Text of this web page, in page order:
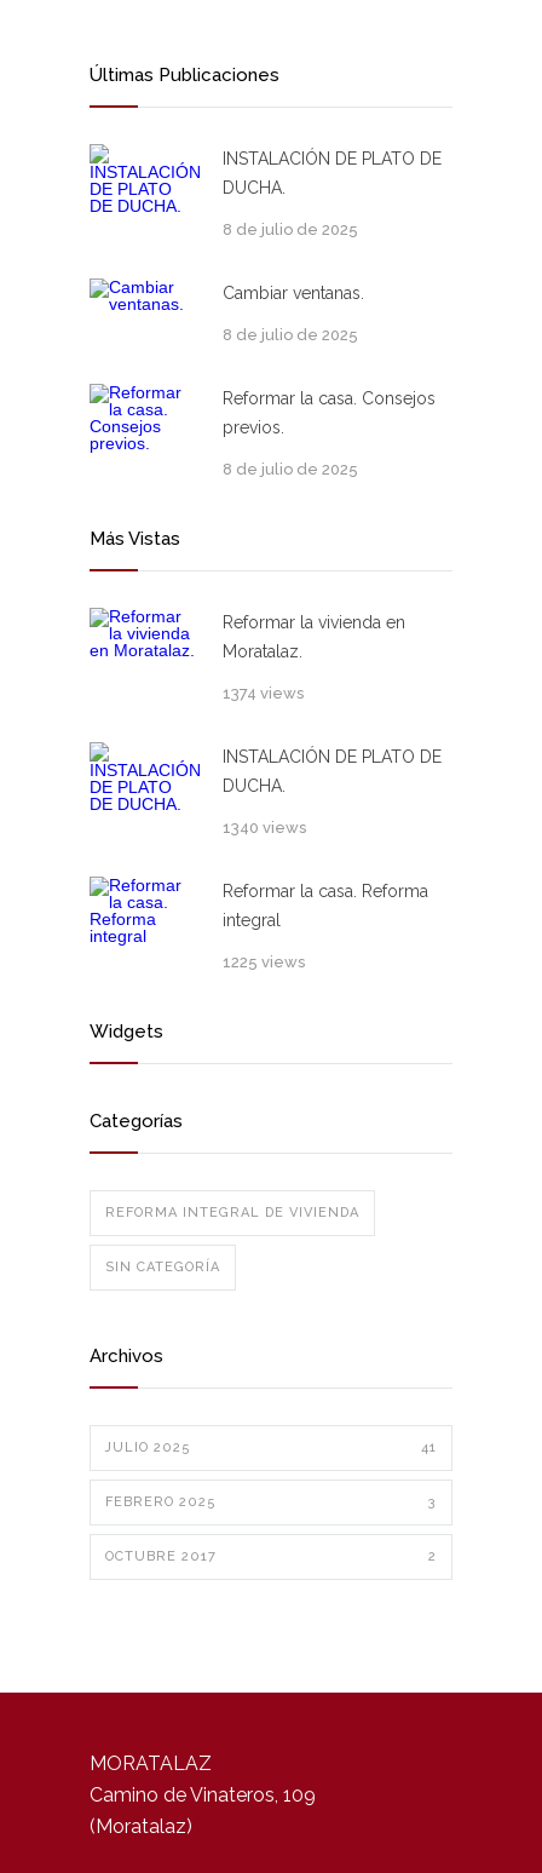
Últimas Publicaciones
INSTALACIÓN DE PLATO DE
DUCHA.
8 de julio de 2025
Cambiar ventanas.
8 de julio de 2025
Reformar la casa. Consejos
previos.
8 de julio de 2025
Más Vistas
Reformar la vivienda en
Moratalaz.
1374 views
INSTALACIÓN DE PLATO DE
DUCHA.
1340 views
Reformar la casa. Reforma
integral
1225 views
Widgets
Categorías
REFORMA INTEGRAL DE VIVIENDA
SIN CATEGORÍA
Archivos
JULIO 2025 41
FEBRERO 2025 3
OCTUBRE 2017 2
MORATALAZ
Camino de Vinateros, 109
(Moratalaz)